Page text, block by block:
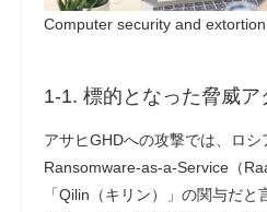
Computer security and extortion
1-1. 標的となった脅威ア
アサヒGHDへの攻撃では、ロシ
Ransomware-as-a-Service（
「Qilin（キリン）」の関与だ